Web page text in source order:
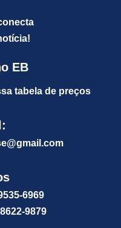
EB
tabela de preços
ail.com
6969
9879